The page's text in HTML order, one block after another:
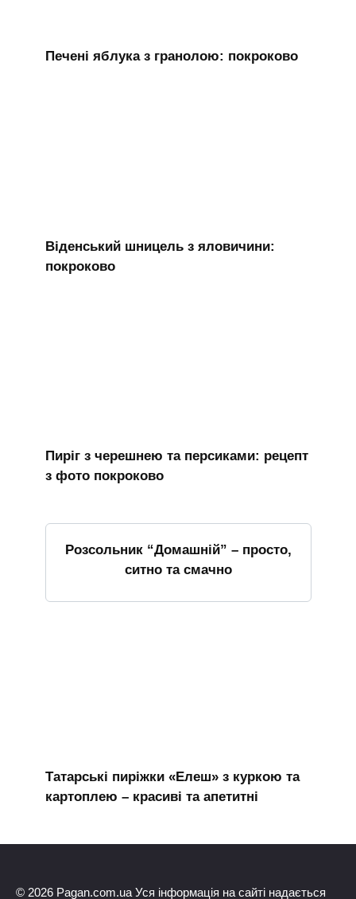
Печені яблука з гранолою: покроково
Віденський шницель з яловичини:
покроково
Пиріг з черешнею та персиками: рецепт
з фото покроково
Розсольник “Домашній” – просто,
ситно та смачно
Татарські пиріжки «Елеш» з куркою та
картоплею – красиві та апетитні
© 2026 Pagan.com.ua Уся інформація на сайті надається